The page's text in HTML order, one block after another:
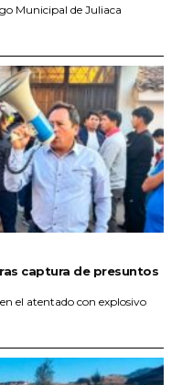
Municipal de Juliaca
captura de presuntos
el atentado con explosivo